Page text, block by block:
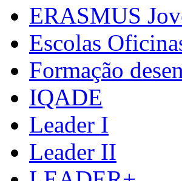
ERASMUS
Escolas
Formação
IQADE
Leader I
Leader II